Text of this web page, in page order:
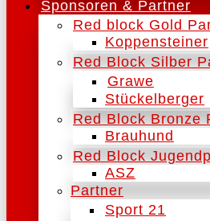
Sponsoren & Partner
Red block Gold
Koppensteiner
Red Block Silber
Grawe
Stückelberger
Red Block Bronze
Brauhund
Red Block
ASZ
Partner
Sport 21